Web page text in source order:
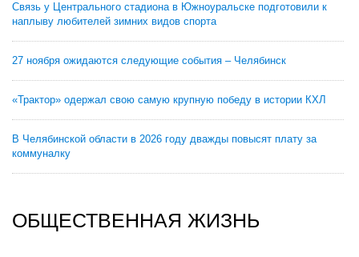
Связь у Центрального стадиона в Южноуральске подготовили к
наплыву любителей зимних видов спорта
27 ноября ожидаются следующие события – Челябинск
«Трактор» одержал свою самую крупную победу в истории КХЛ
В Челябинской области в 2026 году дважды повысят плату за
коммуналку
ОБЩЕСТВЕННАЯ ЖИЗНЬ